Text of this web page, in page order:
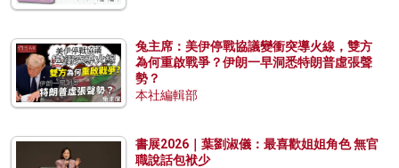
兔主席：美伊停戰協議變衝突導火線，雙方
為何重啟戰爭？伊朗一早洞悉特朗普虛張聲
勢？
本社編輯部
書展2026｜葉劉淑儀：最喜歡姐姐角色 無官
職說話包袱少